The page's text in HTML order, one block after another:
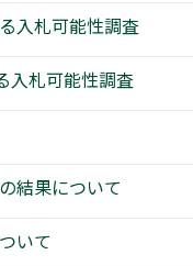
入札可能性調査
入札可能性調査
結果について
いて